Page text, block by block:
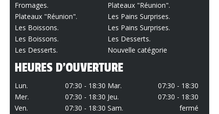
Fromages.
Plateaux "Réunion".
Plateaux "Réunion".
Les Pains Surprises.
Les Boissons.
Les Pains Surprises.
Les Boissons.
Les Desserts.
Les Desserts.
Nouvelle catégorie
HEURES D'OUVERTURE
Lun. 07:30 - 18:30 Mar.
07:30 - 18:30
Mer.
07:30 - 18:30 Jeu.
07:30 - 18:30
Ven.
07:30 - 18:30 Sam.
fermé